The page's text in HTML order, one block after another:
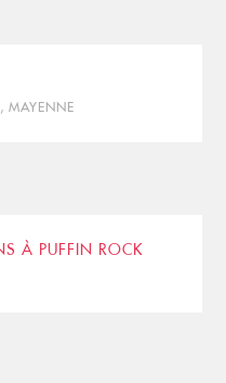
MAYENNE
À PUFFIN ROCK